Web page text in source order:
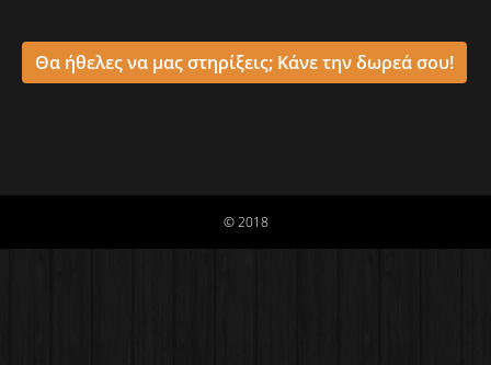
Θα ήθελες να μας στηρίξεις; Κάνε την δωρεά σου!
© 2018